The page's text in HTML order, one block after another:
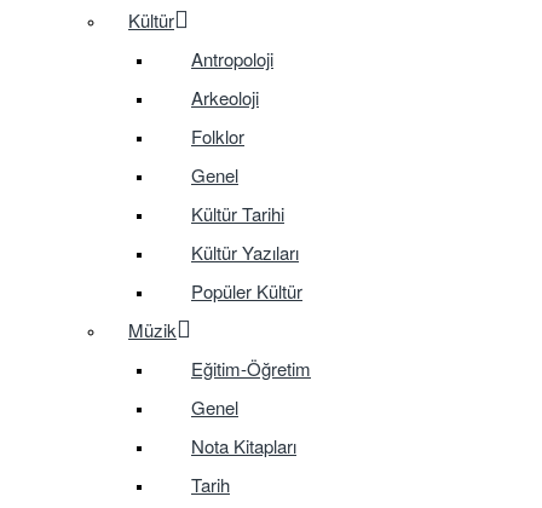
Kültür
Antropoloji
Arkeoloji
Folklor
Genel
Kültür Tarihi
Kültür Yazıları
Popüler Kültür
Müzik
Eğitim-Öğretim
Genel
Nota Kitapları
Tarih